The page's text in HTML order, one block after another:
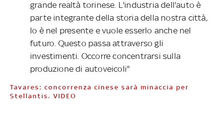
grande realtà torinese. L'industria dell'auto è
parte integrante della storia della nostra città,
lo è nel presente e vuole esserlo anche nel
futuro. Questo passa attraverso gli
investimenti. Occorre concentrarsi sulla
produzione di autoveicoli"
Tavares: concorrenza cinese sarà minaccia per
Stellantis. VIDEO